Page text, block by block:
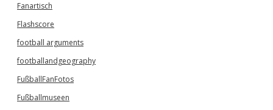
Fanartisch
Flashscore
football arguments
footballandgeography
FußballFanFotos
Fußballmuseen